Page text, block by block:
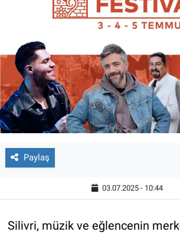
Paylaş
03.07.2025 - 10:44
Silivri, müzik ve eğlencenin
Haber Arşivi